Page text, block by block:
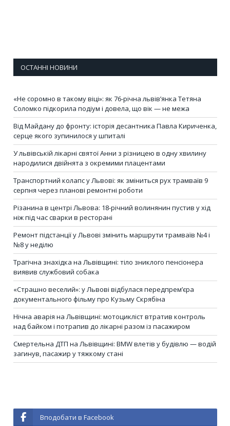
ОСТАННІ НОВИНИ
«Не соромно в такому віці»: як 76-річна львів’янка Тетяна
Соломко підкорила подіум і довела, що вік — не межа
Від Майдану до фронту: історія десантника Павла Кириченка,
серце якого зупинилося у шпиталі
У львівській лікарні святої Анни з різницею в одну хвилину
народилися двійнята з окремими плацентами
Транспортний колапс у Львові: як зміниться рух трамваїв 9
серпня через планові ремонтні роботи
Різанина в центрі Львова: 18-річний волинянин пустив у хід
ніж під час сварки в ресторані
Ремонт підстанції у Львові змінить маршрути трамваїв №4 і
№8 у неділю
Трагічна знахідка на Львівщині: тіло зниклого пенсіонера
виявив службовий собака
«Страшно веселий»: у Львові відбулася передпрем’єра
документального фільму про Кузьму Скрябіна
Нічна аварія на Львівщині: мотоцикліст втратив контроль
над байком і потрапив до лікарні разом із пасажиром
Смертельна ДТП на Львівщині: BMW влетів у будівлю — водій
загинув, пасажир у тяжкому стані
Вподобати в Facebook